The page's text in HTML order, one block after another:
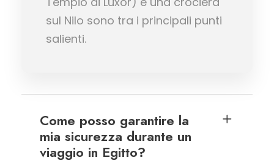
sul Nilo sono tra i principali punti
salienti.
Come posso garantire la
mia sicurezza durante un
viaggio in Egitto?